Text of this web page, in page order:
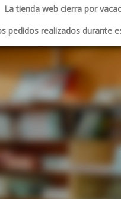
La tienda web cierra por
pedidos realizados durante